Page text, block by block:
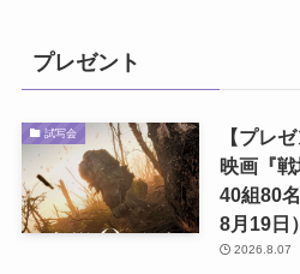
プレゼント
試写会
【プレ
映画『
40組80
8月19日）
2026.8.07